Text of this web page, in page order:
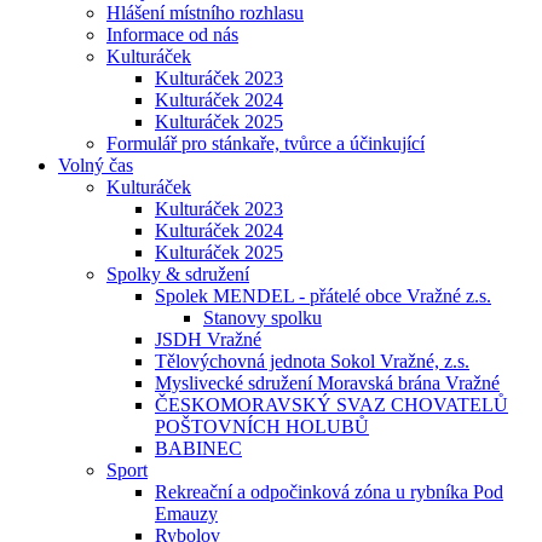
Hlášení místního rozhlasu
Informace od nás
Kulturáček
Kulturáček 2023
Kulturáček 2024
Kulturáček 2025
Formulář pro stánkaře, tvůrce a účinkující
Volný čas
Kulturáček
Kulturáček 2023
Kulturáček 2024
Kulturáček 2025
Spolky & sdružení
Spolek MENDEL - přátelé obce Vražné z.s.
Stanovy spolku
JSDH Vražné
Tělovýchovná jednota Sokol Vražné, z.s.
Myslivecké sdružení Moravská brána Vražné
ČESKOMORAVSKÝ SVAZ CHOVATELŮ
POŠTOVNÍCH HOLUBŮ
BABINEC
Sport
Rekreační a odpočinková zóna u rybníka Pod
Emauzy
Rybolov